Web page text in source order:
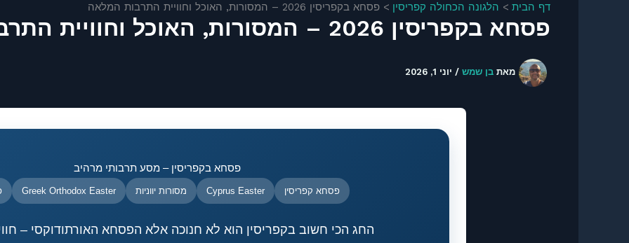
דף הבית הלגונה הכחולה קפריסין פסחא בקפריסין 2026 – המסורות, האוכל וחוויית התרבות המלאה
פסחא בקפריסין 2026 – המסורות, האוכל וחוויית התרבות המלאה
מאת בן שמש / יוני 1, 2026
פסחא בקפריסין – מסע תרבותי מרהיב
פסחא קפריסין Cyprus Easter מסורות יווניות Greek Orthodox Easter
החג הכי חשוב בקפריסין הוא לא חנוכה אלא הפסחא האורתודוקסי –